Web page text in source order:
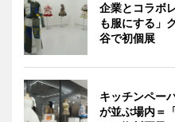
企業とコラボ
も服にする」
谷で初個展
キッチンペー
が並ぶ場内＝